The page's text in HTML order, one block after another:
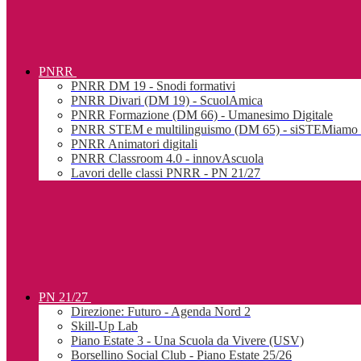
PNRR
PNRR DM 19 - Snodi formativi
PNRR Divari (DM 19) - ScuolAmica
PNRR Formazione (DM 66) - Umanesimo Digitale
PNRR STEM e multilinguismo (DM 65) - siSTEMiamo
PNRR Animatori digitali
PNRR Classroom 4.0 - innovAscuola
Lavori delle classi PNRR - PN 21/27
PN 21/27
Direzione: Futuro - Agenda Nord 2
Skill-Up Lab
Piano Estate 3 - Una Scuola da Vivere (USV)
Borsellino Social Club - Piano Estate 25/26